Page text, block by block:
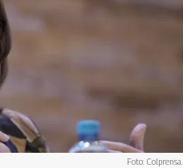
Foto: Colprensa.